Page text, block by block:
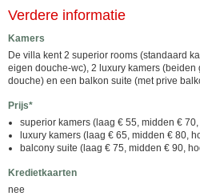
Verdere informatie
Kamers
De villa kent 2 superior rooms (standaard
eigen douche-wc), 2 luxury kamers
douche) en een balkon suite (met prive
Prijs*
superior kamers (laag € 55, midden €
luxury kamers (laag € 65, midden € 80,
balcony suite (laag € 75, midden € 90,
Kredietkaarten
nee